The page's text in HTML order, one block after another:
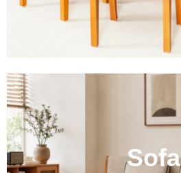
Sofa